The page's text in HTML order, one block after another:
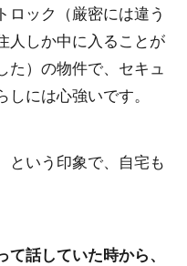
ロック（厳密には違う
人しか中に入ることが
た）の物件で、セキュ
しには心強いです。
という印象で、自宅も
て話していた時から、